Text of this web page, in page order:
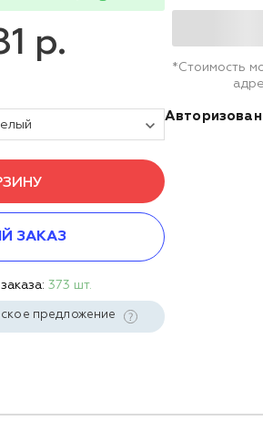
р.
ЗАКАЗ
373 шт.
предложение
*Стоимость